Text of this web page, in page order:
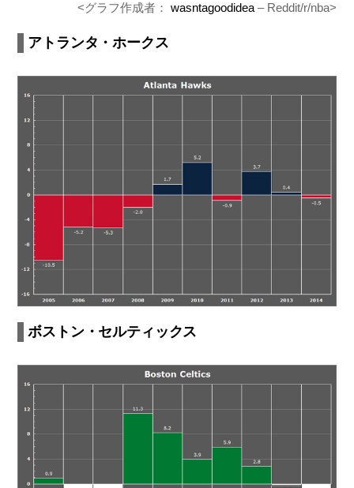
<グラフ作成者： wasntagoodidea– Reddit/r/nba>
アトランタ・ホークス
ボストン・セルティックス